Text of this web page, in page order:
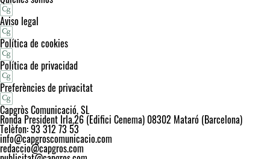
Aviso legal
Política de cookies
Política de privacidad
Preferències de privacitat
Capgròs Comunicació, SL
Ronda President Irla,26 (Edifici Cenema) 08302 Mataró (Barcelona)
Telèfon: 93 312 73 53
info@capgroscomunicacio.com
redaccio@capgros.com